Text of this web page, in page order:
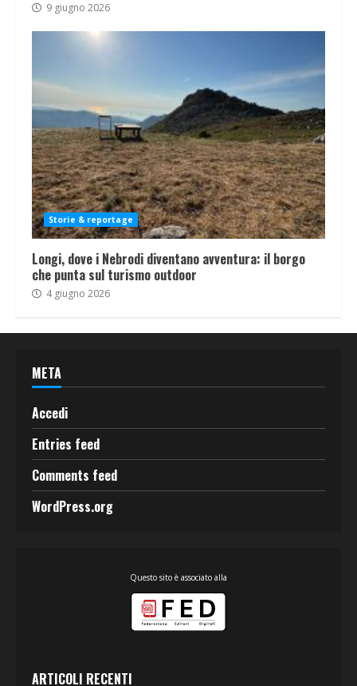
9 giugno 2026
Storie & reportage
Longi, dove i Nebrodi diventano avventura: il borgo
che punta sul turismo outdoor
4 giugno 2026
META
Accedi
Entries feed
Comments feed
WordPress.org
Questo sito è associato alla
ARTICOLI RECENTI